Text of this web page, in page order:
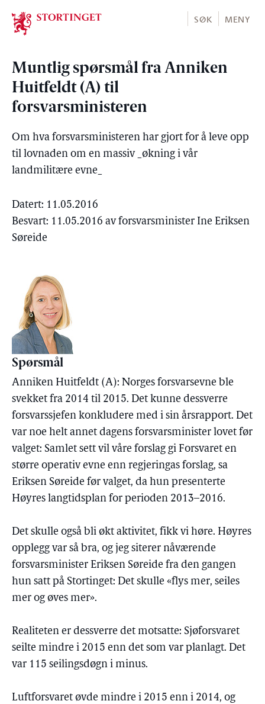
Stortinget.no
SØK MENY
Muntlig spørsmål fra Anniken
Huitfeldt (A) til
forsvarsministeren
Om hva forsvarsministeren har gjort for å leve opp
til lovnaden om en massiv _økning i vår
landmilitære evne_
Datert: 11.05.2016
Besvart: 11.05.2016 av forsvarsminister Ine Eriksen
Søreide
Spørsmål
Anniken Huitfeldt (A): Norges forsvarsevne ble
svekket fra 2014 til 2015. Det kunne dessverre
forsvarssjefen konkludere med i sin årsrapport. Det
var noe helt annet dagens forsvarsminister lovet før
valget: Samlet sett vil våre forslag gi Forsvaret en
større operativ evne enn regjeringas forslag, sa
Eriksen Søreide før valget, da hun presenterte
Høyres langtidsplan for perioden 2013–2016.
Det skulle også bli økt aktivitet, fikk vi høre. Høyres
opplegg var så bra, og jeg siterer nåværende
forsvarsminister Eriksen Søreide fra den gangen
hun satt på Stortinget: Det skulle «flys mer, seiles
mer og øves mer».
Realiteten er dessverre det motsatte: Sjøforsvaret
seilte mindre i 2015 enn det som var planlagt. Det
var 115 seilingsdøgn i minus.
Luftforsvaret øvde mindre i 2015 enn i 2014, og